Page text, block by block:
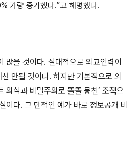
가량 증가했다.”고 해명했다.
많을 것이다. 절대적으로 외교인력이
안될 것이다. 하지만 기본적으로 외
의식과 비밀주의로 똘똘 뭉친’ 조직으
이다. 그 단적인 예가 바로 정보공개 비